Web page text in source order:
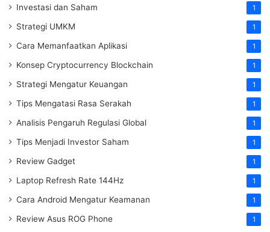
Investasi dan Saham 1
Strategi UMKM 1
Cara Memanfaatkan Aplikasi 1
Konsep Cryptocurrency Blockchain 1
Strategi Mengatur Keuangan 1
Tips Mengatasi Rasa Serakah 1
Analisis Pengaruh Regulasi Global 1
Tips Menjadi Investor Saham 1
Review Gadget 1
Laptop Refresh Rate 144Hz 1
Cara Android Mengatur Keamanan 1
Review Asus ROG Phone 1